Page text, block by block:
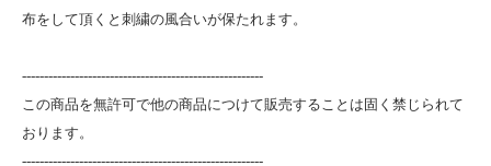
布をして頂くと刺繍の風合いが保たれます。
-------------------------------------------------------
この商品を無許可で他の商品につけて販売することは固く禁じられて
おります。
-------------------------------------------------------